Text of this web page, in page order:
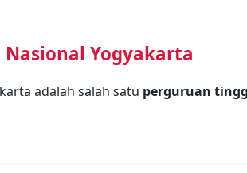
Yogyakarta
adalah salah satu perguruan